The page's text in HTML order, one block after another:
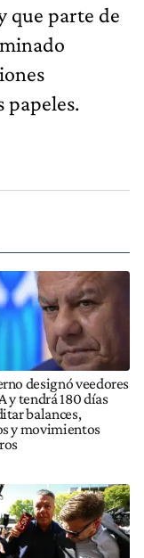
que parte de
papeles.
designó veedores
y tendrá 180 días
balances,
y movimientos